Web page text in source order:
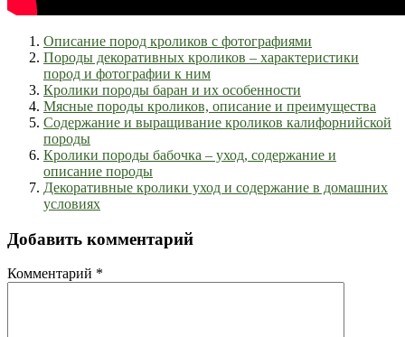
Описание пород кроликов с фотографиями
Породы декоративных кроликов – характеристики
пород и фотографии к ним
Кролики породы баран и их особенности
Мясные породы кроликов, описание и преимущества
Содержание и выращивание кроликов калифорнийской
породы
Кролики породы бабочка – уход, содержание и
описание породы
Декоративные кролики уход и содержание в домашних
условиях
Добавить комментарий
Комментарий *